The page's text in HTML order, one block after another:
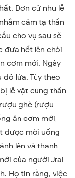
Đơn cử như lễ
cảm tạ thần
cho vụ sau sẽ
đưa hết lên chòi
cơm mới. Ngày
lửa. Tùy theo
lễ vật cúng thần
ghè (rượu
ăn cơm mới,
được mời uống
lên và thanh
của người Jrai
Họ tin rằng, việc